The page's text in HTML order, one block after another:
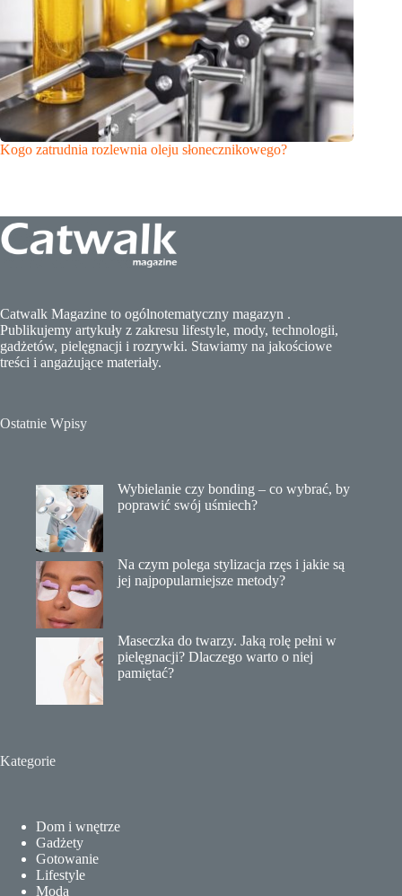
Kogo zatrudnia rozlewnia oleju słonecznikowego?
Catwalk Magazine to ogólnotematyczny magazyn .
Publikujemy artykuły z zakresu lifestyle, mody, technologii,
gadżetów, pielęgnacji i rozrywki. Stawiamy na jakościowe
treści i angażujące materiały.
Ostatnie Wpisy
Wybielanie czy bonding – co wybrać, by
poprawić swój uśmiech?
Na czym polega stylizacja rzęs i jakie są
jej najpopularniejsze metody?
Maseczka do twarzy. Jaką rolę pełni w
pielęgnacji? Dlaczego warto o niej
pamiętać?
Kategorie
Dom i wnętrze
Gadżety
Gotowanie
Lifestyle
Moda